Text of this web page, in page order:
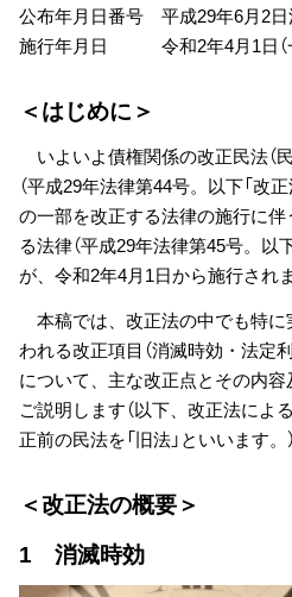
公布年月日番号 平成29年6月2日
施行年月日 令和2年4月1日（
＜はじめに＞
いよいよ債権関係の改正民法（
（平成29年法律第44号。以下「改
の一部を改正する法律の施行に
る法律（平成29年法律第45号。以下
が、令和2年4月1日から施行されま
本稿では、改正法の中でも特
われる改正項目（消滅時効・法定
について、主な改正点とその内
ご説明します（以下、改正法によ
正前の民法を「旧法」といいます。）
＜改正法の概要＞
1 消滅時効